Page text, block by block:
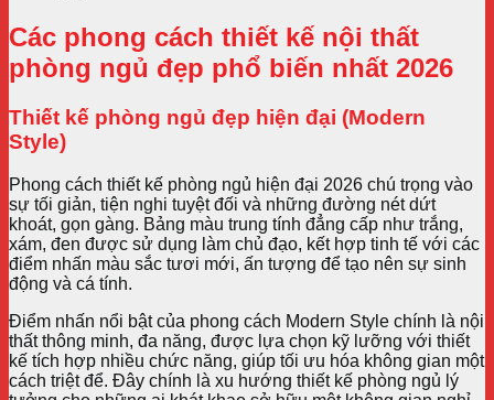
Các phong cách thiết kế nội thất
phòng ngủ đẹp phổ biến nhất 2026
Thiết kế phòng ngủ đẹp hiện đại (Modern
Style)
Phong cách thiết kế phòng ngủ hiện đại 2026 chú trọng vào
sự tối giản, tiện nghi tuyệt đối và những đường nét dứt
khoát, gọn gàng. Bảng màu trung tính đẳng cấp như trắng,
xám, đen được sử dụng làm chủ đạo, kết hợp tinh tế với các
điểm nhấn màu sắc tươi mới, ấn tượng để tạo nên sự sinh
động và cá tính.
Điểm nhấn nổi bật của phong cách Modern Style chính là nội
thất thông minh, đa năng, được lựa chọn kỹ lưỡng với thiết
kế tích hợp nhiều chức năng, giúp tối ưu hóa không gian một
cách triệt để. Đây chính là xu hướng thiết kế phòng ngủ lý